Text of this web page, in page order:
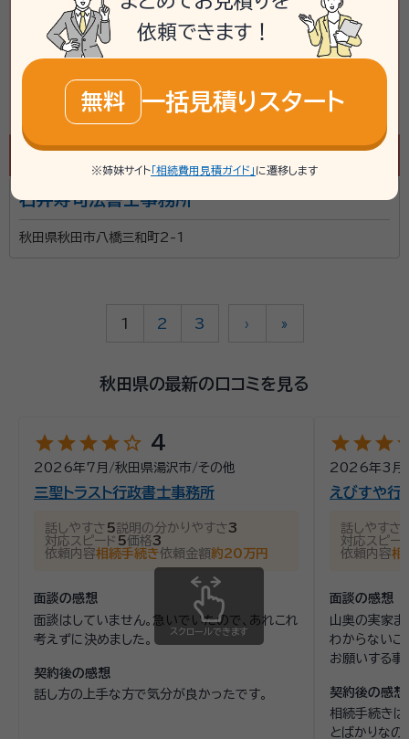
石井寿司法書士事務所
秋田県秋田市八橋三和町2-1
1 2 3 › »
秋田県の最新の口コミを見る
starstarstarstarstar_outline 4
2026年7月 /秋田県湯沢市/その他
三聖トラスト行政書士事務所
話しやすさ 5説明の分かりやすさ3
対応スピード 5価格3
依頼内容相続手続き依頼金額約20万円
面談の感想
面談はしていません。急いでいたので、あれこれ
考えずに決めました。
契約後の感想
話し方の上手な方で気分が良かったです。
starstarstar
2026年3月
えびすや行
話しやすさ
対応スピー
依頼内容相
面談の感想
山奥の実家ま
わからないこ
お願いする事
契約後の感想
相続手続きは
とばかりなの
スクロールできます
依頼できます！
無料 一括見積りスタート
※姉妹サイト 「相続費用見積ガイド」 に遷移します